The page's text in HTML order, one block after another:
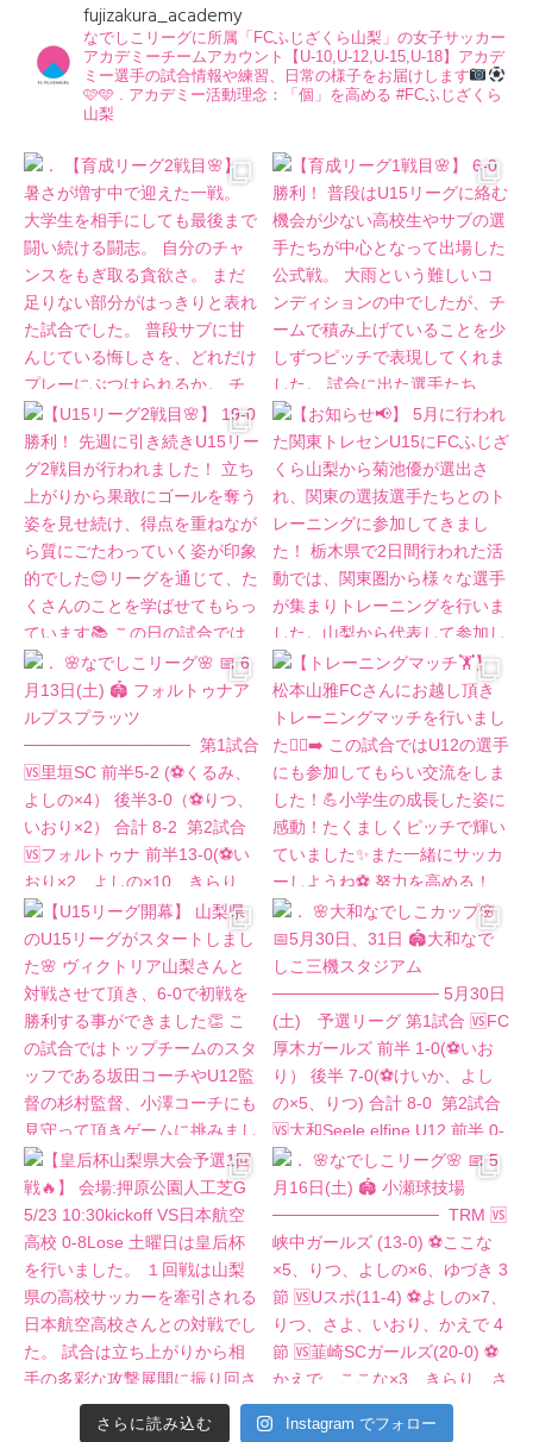
fujizakura_academy
なでしこリーグに所属「FCふじざくら山梨」の女子サッカー
アカデミーチームアカウント【U-10,U-12,U-15,U-18】アカデ
ミー選手の試合情報や練習、日常の様子をお届けします
🩷🩵 . アカデミー活動理念：「個」を高める #FCふじざくら
山梨
さらに読み込む Instagram でフォロー